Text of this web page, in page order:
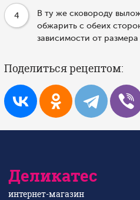
4
В ту же сковороду
обжарить с обеих
зависимости от размера
Поделиться рецептом:
Деликатес
интернет-магазин